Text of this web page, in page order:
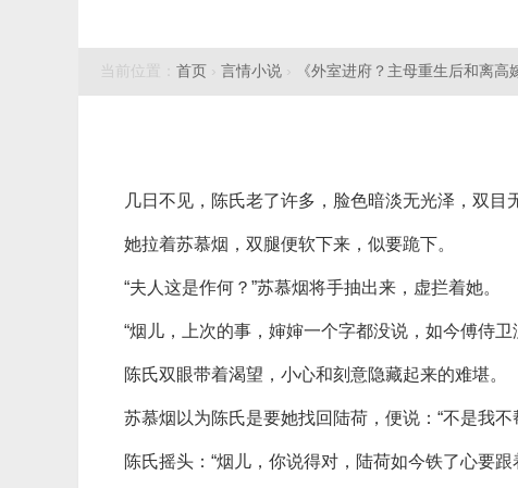
当前位置： 首页 › 言情小说 › 《外室进府？主母重生后和离高
几日不见，陈氏老了许多，脸色暗淡无光泽，双目
她拉着苏慕烟，双腿便软下来，似要跪下。
“夫人这是作何？”苏慕烟将手抽出来，虚拦着她。
“烟儿，上次的事，婶婶一个字都没说，如今傅侍
陈氏双眼带着渴望，小心和刻意隐藏起来的难堪。
苏慕烟以为陈氏是要她找回陆荷，便说：“不是我
陈氏摇头：“烟儿，你说得对，陆荷如今铁了心要